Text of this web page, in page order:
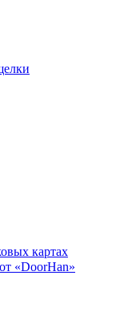
картах
«DoorHan»